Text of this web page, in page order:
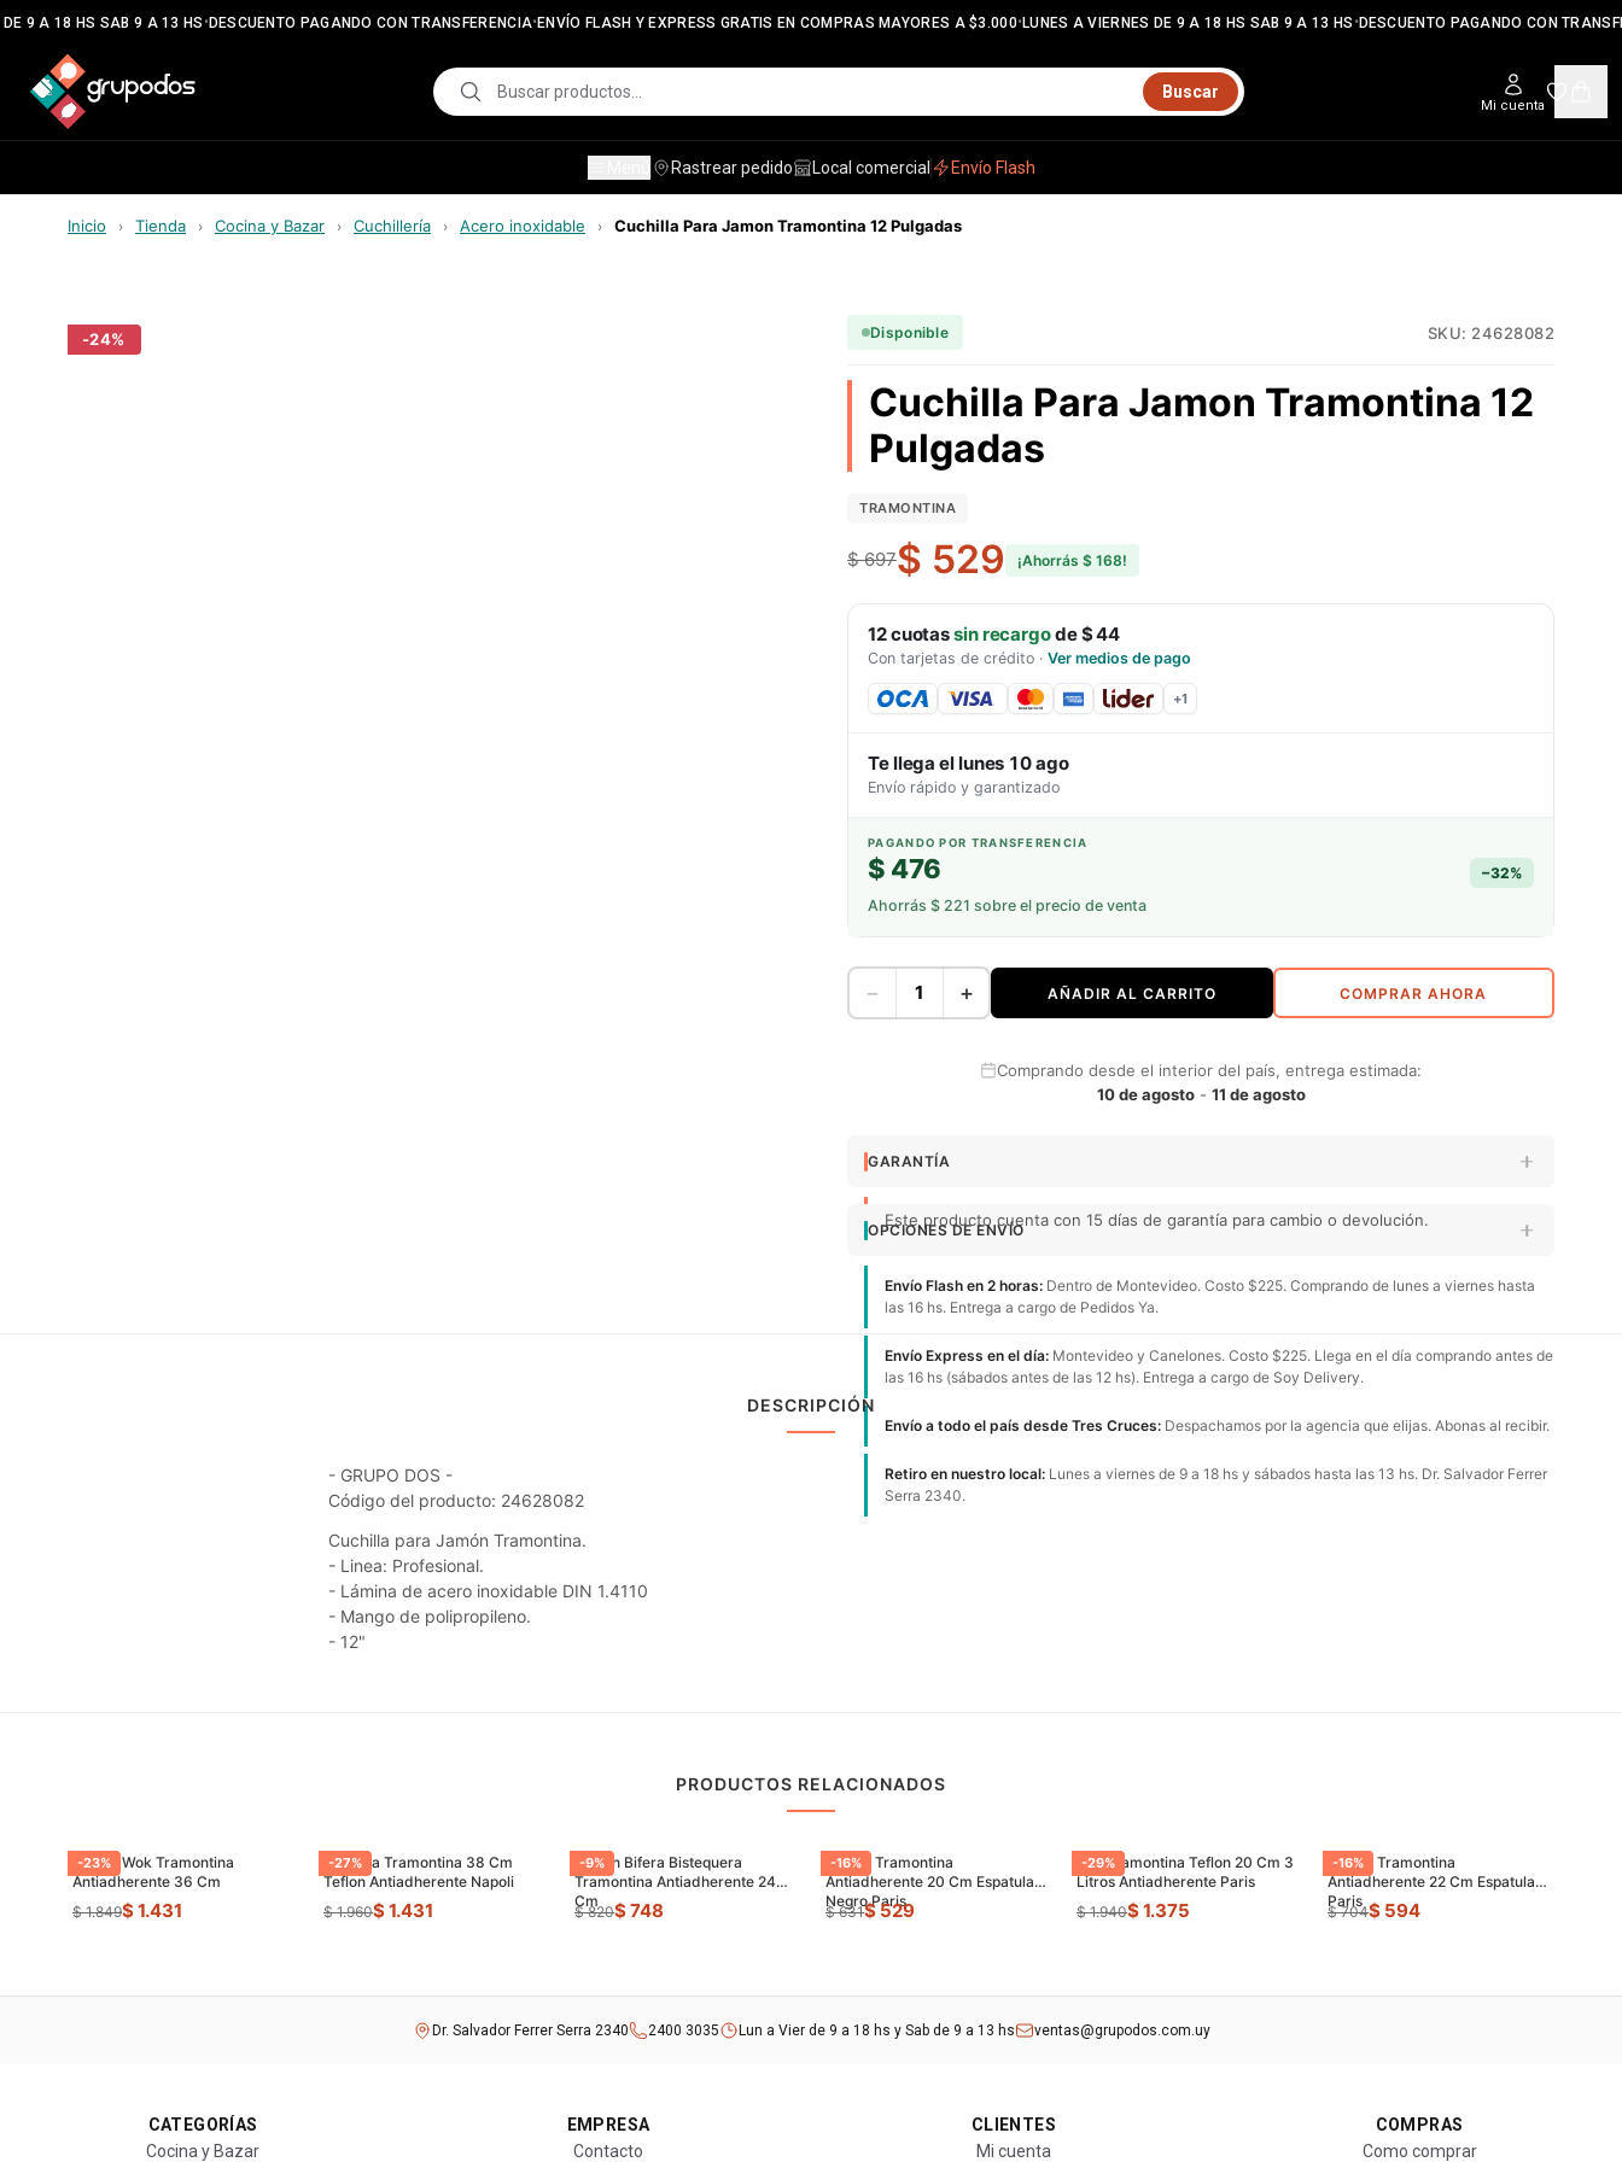
9 A 18 HS SAB 9 A 13 HS•DESCUENTO PAGANDO CON TRANSFERENCIA•ENVÍO FLASH Y EXPRESS GRATIS EN COMPRAS MAYORES A $3.000•LUNES A VIERNES DE 9 A 18 HS SAB 9 A 13 HS•DESCUENTO PAGANDO CON
Buscar
Mi cuenta
Rastrear pedido Local comercial Envío Flash
Inicio › Tienda › Cocina y Bazar › Cuchillería › Acero inoxidable › Cuchilla Para Jamon Tramontina 12 Pulgadas
-24% Disponible SKU: 24628082
Cuchilla Para Jamon Tramontina 12
Pulgadas
TRAMONTINA
$ 697$ 529 ¡Ahorrás $ 168!
12cuotassin recargode$ 44
Con tarjetas de crédito · Ver medios de pago
+1
Te llega ellunes 10 ago
Envío rápido y garantizado
PAGANDO POR TRANSFERENCIA
$ 476 −32%
Ahorrás $ 221 sobre el precio de venta
− + AÑADIR AL CARRITO COMPRAR AHORA
Comprando desde el interior del país, entrega estimada:
10 de agosto- 11 de agosto
GARANTÍA
Este producto cuenta con 15 días de garantía para cambio o devolución.
OPCIONES DE ENVÍO
Envío Flash en 2 horas: Dentro de Montevideo. Costo $225. Comprando de lunes a viernes hasta
las 16 hs. Entrega a cargo de Pedidos Ya.
Envío Express en el día: Montevideo y Canelones. Costo $225. Llega en el día comprando antes de
las 16 hs (sábados antes de las 12 hs). Entrega a cargo de Soy Delivery.
Envío a todo el país desde Tres Cruces: Despachamos por la agencia que elijas. Abonas al recibir.
Retiro en nuestro local: Lunes a viernes de 9 a 18 hs y sábados hasta las 13 hs. Dr. Salvador Ferrer
Serra 2340.
DESCRIPCIÓN
- GRUPO DOS -
Código del producto: 24628082
Cuchilla para Jamón Tramontina.
- Linea: Profesional.
- Lámina de acero inoxidable DIN 1.4110
- Mango de polipropileno.
- 12"
PRODUCTOS RELACIONADOS
-23%
Sarten Wok Tramontina
Antiadherente 36 Cm
$ 1.849$ 1.431
-27%
Paellera Tramontina 38 Cm
Teflon Antiadherente Napoli
$ 1.960$ 1.431
-9%
Sarten Bifera Bistequera
Tramontina Antiadherente 24
Cm
$ 820$ 748
-16%
Sarten Tramontina
Antiadherente 20 Cm Espatula
Negro Paris
$ 631$ 529
-29%
Olla Tramontina Teflon 20 Cm 3
Litros Antiadherente Paris
$ 1.940$ 1.375
-16%
Sarten Tramontina
Antiadherente 22 Cm Espatula
Paris
$ 704$ 594
Dr. Salvador Ferrer Serra 2340 2400 3035 Lun a Vier de 9 a 18 hs y Sab de 9 a 13 hs ventas@grupodos.com.uy
CATEGORÍAS
Cocina y Bazar
EMPRESA
Contacto
CLIENTES
Mi cuenta
COMPRAS
Como comprar